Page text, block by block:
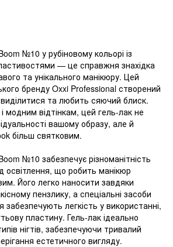
№10 у рубіновому кольорі із
— це справжня знахідка
та унікального манікюру. Цей
бренду Oxxi Professional створений
та любить сяючий блиск.
модним відтінкам, цей гель-лак не
вашому образу, але й
більш святковим.
№10 забезпечує різноманітність
освітлення, що робить манікюр
Його легко наносити завдяки
пензлику, а спеціальні засоби
забезпечують легкість у використанні,
пластину. Гель-лак ідеально
нігтів, забезпечуючи тривалий
естетичного вигляду.